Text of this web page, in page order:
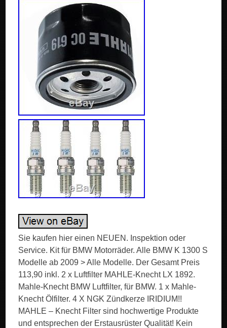
Sie kaufen hier einen NEUEN. Inspektion oder
Service. Kit für BMW Motorräder. Alle BMW K 1300 S
Modelle ab 2009 > Alle Modelle. Der Gesamt Preis
113,90 inkl. 2 x Luftfilter MAHLE-Knecht LX 1892.
Mahle-Knecht BMW Luftfilter, für BMW. 1 x Mahle-
Knecht Ölfilter. 4 X NGK Zündkerze IRIDIUM!!
MAHLE – Knecht Filter sind hochwertige Produkte
und entsprechen der Erstausrüster Qualität! Kein